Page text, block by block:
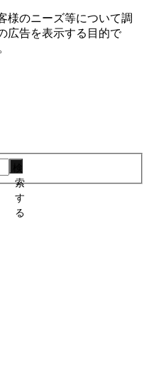
様のニーズ等について調
広告を表⽰する⽬的で
索
す
る